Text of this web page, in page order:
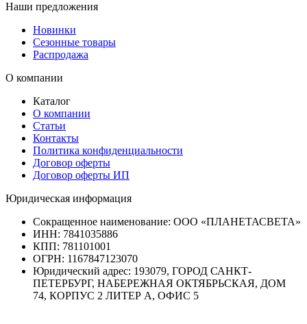
Наши предложения
Новинки
Сезонные товары
Распродажа
О компании
Каталог
О компании
Статьи
Контакты
Политика конфиденциальности
Договор оферты
Договор оферты ИП
Юридическая информация
Сокращенное наименование: ООО «ПЛАНЕТАСВЕТА»
ИНН: 7841035886
КПП: 781101001
ОГРН: 1167847123070
Юридический адрес: 193079, ГОРОД САНКТ-
ПЕТЕРБУРГ, НАБЕРЕЖНАЯ ОКТЯБРЬСКАЯ, ДОМ
74, КОРПУС 2 ЛИТЕР А, ОФИС 5